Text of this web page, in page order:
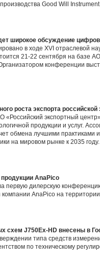
Good Will
широкое обсуждение
в ходе XVI отраслевой
21-22 сентября на базе
конференции
роста экспорта российской
«Российский экспортный
продукции и услуг.
обмена лучшими практиками
на мировом рынке к 2035 году.
AnaPico
первую дилерскую
AnaPico на
J750Ex-HD внесены в
типа средств
по техническому